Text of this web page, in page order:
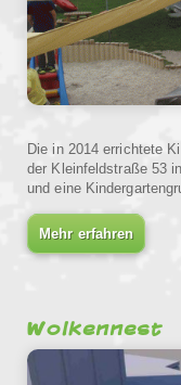
Die in 2014 errichtete
der Kleinfeldstraße 53
und eine
Mehr erfahren
Wolkennest